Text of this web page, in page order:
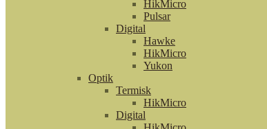
HikMicro
Pulsar
Digital
Hawke
HikMicro
Yukon
Optik
Termisk
HikMicro
Digital